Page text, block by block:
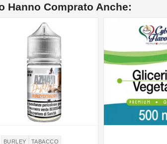
Hanno Comprato Anche:
BURLEY TABACCO